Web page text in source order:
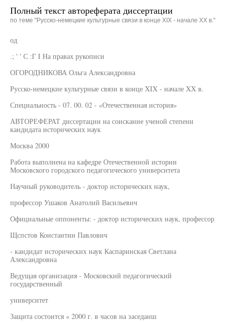
Полный текст автореферата диссертации
по теме "Русско-немецкие культурные связи в конце XIX - начале XX в."
од
.; ' ' С :Г I На правах рукописи
ОГОРОДНИКОВА Ольга Александровна
Русско-немецкие культурные связи в конце XIX - начале XX в.
Специальность - 07. 00. 02 - «Отечественная история»
АВТОРЕФЕРАТ диссертации на соискание ученой степени
кандидата исторических наук
Москва 2000
Работа выполнена на кафедре Отечественной истории
Московского городского педагогического университета
Научный руководитель - доктор исторических наук,
профессор Ушаков Анатолий Васильевич
Официальные оппоненты: - доктор исторических наук, профессор
Щспстов Константин Павлович
- кандидат исторических наук Каспаринская Светлана
Александровна
Ведущая организация - Московский педагогический
государственный
университет
Защита состоится « 2000 г. в часов на заседанш